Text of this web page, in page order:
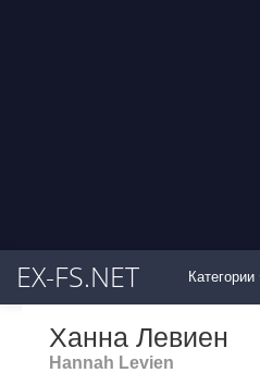
EX-FS.NET Категории
Ханна Левиен
Hannah Levien